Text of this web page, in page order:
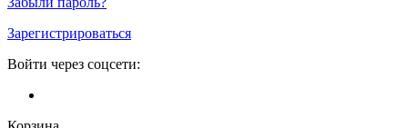
Зарегистрироваться
Войти через соцсети: